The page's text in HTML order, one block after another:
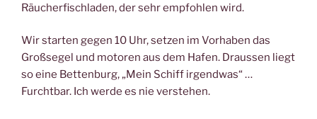
Räucherfischladen, der sehr empfohlen wird.
Wir starten gegen 10 Uhr, setzen im Vorhaben das
Großsegel und motoren aus dem Hafen. Draussen liegt
so eine Bettenburg, „Mein Schiff irgendwas“ …
Furchtbar. Ich werde es nie verstehen.